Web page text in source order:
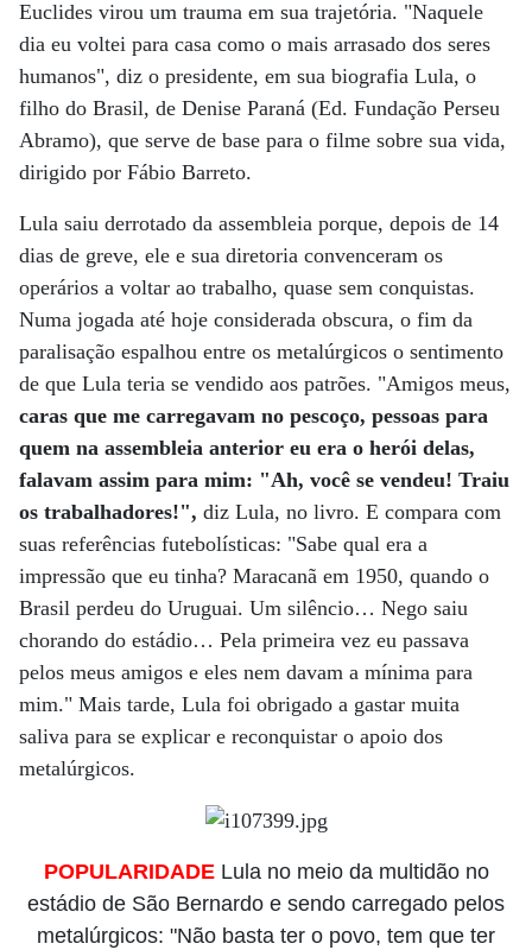
Euclides virou um trauma em sua trajetória. "Naquele
dia eu voltei para casa como o mais arrasado dos seres
humanos", diz o presidente, em sua biografia Lula, o
filho do Brasil, de Denise Paraná (Ed. Fundação Perseu
Abramo), que serve de base para o filme sobre sua vida,
dirigido por Fábio Barreto.
Lula saiu derrotado da assembleia porque, depois de 14
dias de greve, ele e sua diretoria convenceram os
operários a voltar ao trabalho, quase sem conquistas.
Numa jogada até hoje considerada obscura, o fim da
paralisação espalhou entre os metalúrgicos o sentimento
de que Lula teria se vendido aos patrões. "Amigos meus,
caras que me carregavam no pescoço, pessoas para
quem na assembleia anterior eu era o herói delas,
falavam assim para mim: "Ah, você se vendeu! Traiu
os trabalhadores!", diz Lula, no livro. E compara com
suas referências futebolísticas: "Sabe qual era a
impressão que eu tinha? Maracanã em 1950, quando o
Brasil perdeu do Uruguai. Um silêncio… Nego saiu
chorando do estádio… Pela primeira vez eu passava
pelos meus amigos e eles nem davam a mínima para
mim." Mais tarde, Lula foi obrigado a gastar muita
saliva para se explicar e reconquistar o apoio dos
metalúrgicos.
POPULARIDADE Lula no meio da multidão no
estádio de São Bernardo e sendo carregado pelos
metalúrgicos: "Não basta ter o povo, tem que ter